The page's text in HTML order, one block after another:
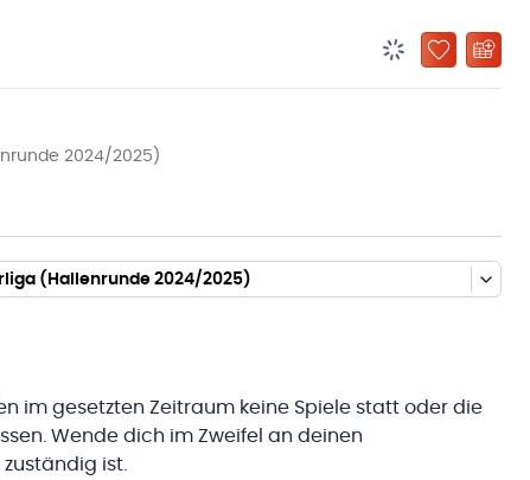
ZU „MEINE
2024/2025)
(Hallenrunde 2024/2025)
im gesetzten Zeitraum keine Spiele statt oder die
Wende dich im Zweifel an deinen
ist.